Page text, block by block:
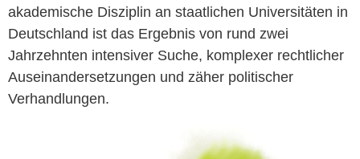
akademische Disziplin an staatlichen Universitäten in
Deutschland ist das Ergebnis von rund zwei
Jahrzehnten intensiver Suche, komplexer rechtlicher
Auseinandersetzungen und zäher politischer
Verhandlungen.